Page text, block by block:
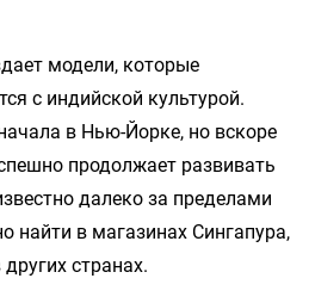
модели, которые
с индийской культурой.
в Нью-Йорке, но вскоре
продолжает развивать
далеко за пределами
найти в магазинах Сингапура,
странах.